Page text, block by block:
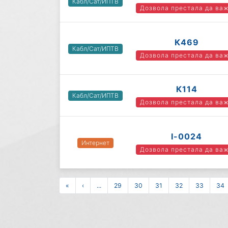
Дозвола престала да
Кабл/Сат/ИПТВ
К469
Дозвола престала да
Кабл/Сат/ИПТВ
К114
Дозвола престала да
Интернет
I-0024
Дозвола престала да
« ‹ ... 29 30 31 32 33 34